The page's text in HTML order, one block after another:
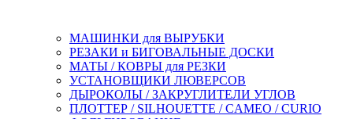
МАШИНКИ для ВЫРУБКИ
РЕЗАКИ и БИГОВАЛЬНЫЕ ДОСКИ
МАТЫ / КОВРЫ для РЕЗКИ
УСТАНОВЩИКИ ЛЮВЕРСОВ
ДЫРОКОЛЫ / ЗАКРУГЛИТЕЛИ УГЛОВ
ПЛОТТЕР / SILHOUETTE / CAMEO / CURIO